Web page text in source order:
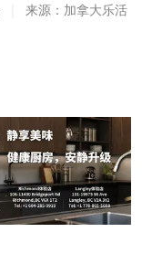
来源： 加拿大乐活